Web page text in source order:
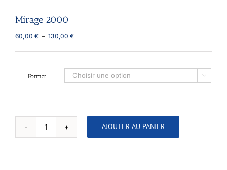
Mirage 2000
60,00€ – 130,00€Plage
prix :
à
130,00 €
Format 
quantité
de
AJOUTER AU PANIER